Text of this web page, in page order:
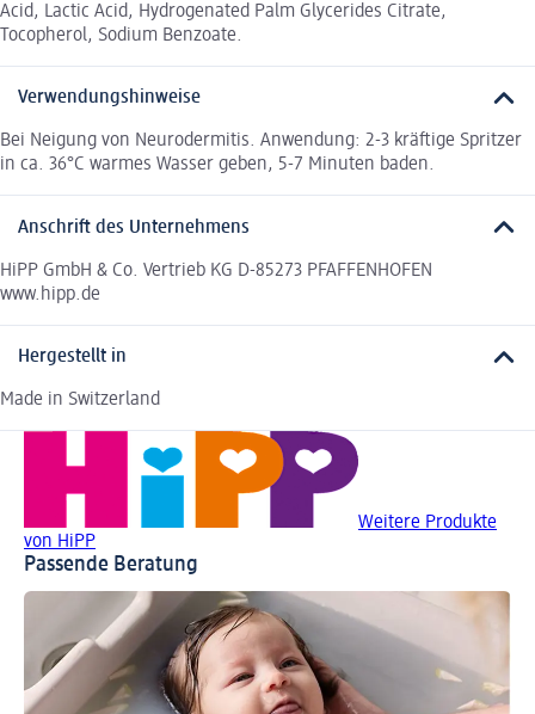
Acid, Lactic Acid, Hydrogenated Palm Glycerides Citrate,
Tocopherol, Sodium Benzoate.
Verwendungshinweise
Bei Neigung von Neurodermitis. Anwendung: 2-3 kräftige Spritzer
in ca. 36°C warmes Wasser geben, 5-7 Minuten baden.
Anschrift des Unternehmens
HiPP GmbH & Co. Vertrieb KG D-85273 PFAFFENHOFEN
www.hipp.de
Hergestellt in
Made in Switzerland
Weitere Produkte
von HiPP
Passende Beratung